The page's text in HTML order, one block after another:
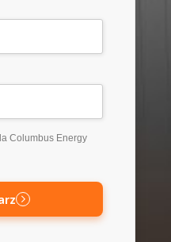
Columbus Energy